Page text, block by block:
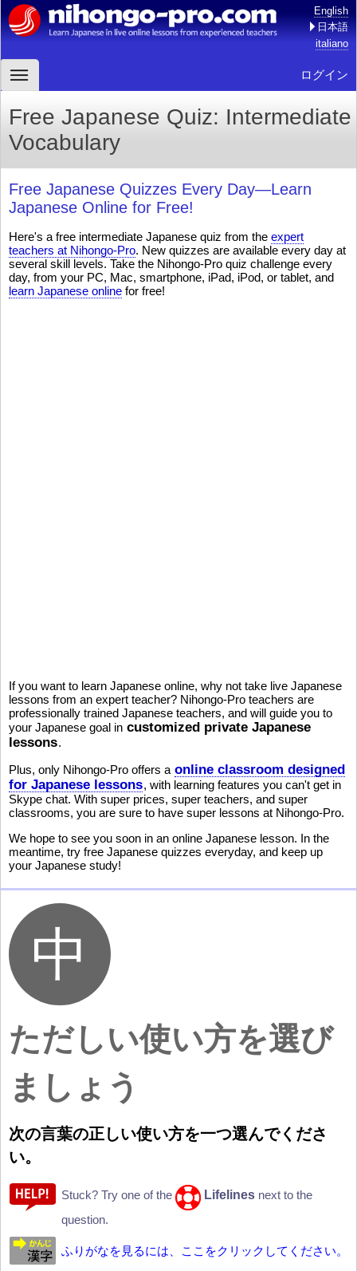
English
日本語
italiano
ログイン
Free Japanese Quiz: Intermediate
Vocabulary
Free Japanese Quizzes Every Day—Learn
Japanese Online for Free!
Here's a free intermediate Japanese quiz from the expert
teachers at Nihongo-Pro. New quizzes are available every day at
several skill levels. Take the Nihongo-Pro quiz challenge every
day, from your PC, Mac, smartphone, iPad, iPod, or tablet, and
learn Japanese online for free!
If you want to learn Japanese online, why not take live Japanese
lessons from an expert teacher? Nihongo-Pro teachers are
professionally trained Japanese teachers, and will guide you to
your Japanese goal in customized private Japanese
lessons.
Plus, only Nihongo-Pro offers a online classroom designed
for Japanese lessons, with learning features you can't get in
Skype chat. With super prices, super teachers, and super
classrooms, you are sure to have super lessons at Nihongo-Pro.
We hope to see you soon in an online Japanese lesson. In the
meantime, try free Japanese quizzes everyday, and keep up
your Japanese study!
ただしい使い方を選び
ましょう
次の言葉の正しい使い方を一つ選んでくださ
い。
Stuck? Try one of the Lifelines next to the
question.
ふりがなを見るには、ここをクリックしてください。